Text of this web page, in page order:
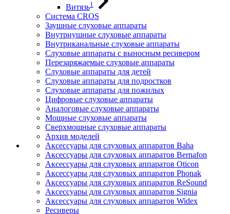
Витязь1
Система CROS
Заушные слуховые аппараты
Внутриушные слуховые аппараты
Внутриканальные слуховые аппараты
Слуховые аппараты с выносным ресивером
Перезаряжаемые слуховые аппараты
Слуховые аппараты для детей
Слуховые аппараты для подростков
Слуховые аппараты для пожилых
Цифровые слуховые аппараты
Аналоговые слуховые аппараты
Мощные слуховые аппараты
Сверхмощные слуховые аппараты
Архив моделей
Аксессуары для слуховых аппаратов Baha
Аксессуары для слуховых аппаратов Bernafon
Аксессуары для слуховых аппаратов Oticon
Аксессуары для слуховых аппаратов Phonak
Аксессуары для слуховых аппаратов ReSound
Аксессуары для слуховых аппаратов Signia
Аксессуары для слуховых аппаратов Widex
Ресиверы